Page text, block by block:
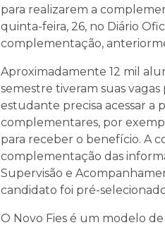
para realizarem a
quinta-feira, 26, no Diário
complementação,
Aproximadamente 12 mil
semestre tiveram suas
estudante precisa acessar a
complementares, por
para receber o benefício. A
complementação das
Supervisão e
candidato foi pré-
O Novo Fies é um modelo